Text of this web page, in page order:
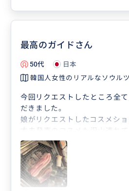
最高のガイドさん
50代
日本
韓国人女性のリアルなソウル
今回リクエストしたところ全
だきました。
娘がリクエストしたコスメシ
本未発売のコスメも沢山連れ
味しいサムギョプサルやカフ
き、大満足の旅でした。
次回も是非ジュジュさんにお願